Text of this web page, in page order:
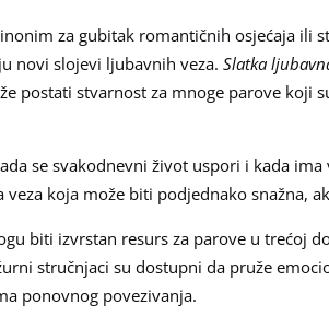
za gubitak romantičnih osjećaja ili
novi slojevi ljubavnih veza.Slatka
postati stvarnost za mnoge parove
se svakodnevni život uspori i kada
veza koja može biti podjednako snažna,
biti izvrstan resurs za parove u trećoj
stručnjaci su dostupni da pruže
ponovnog povezivanja.